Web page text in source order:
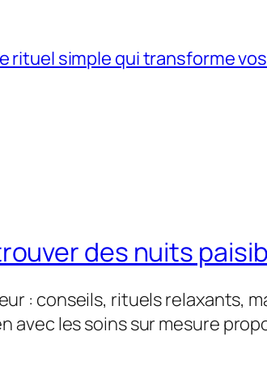
rituel simple qui transforme
des nuits
: conseils, rituels relaxants,
avec les soins sur mesure